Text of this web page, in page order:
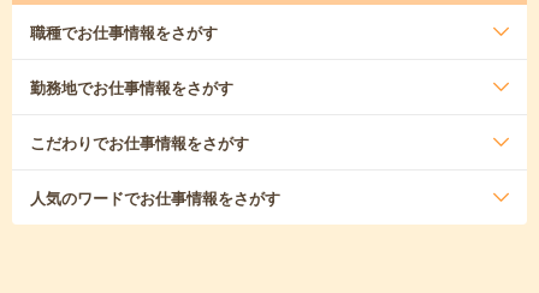
職種でお仕事情報をさがす
勤務地でお仕事情報をさがす
こだわりでお仕事情報をさがす
人気のワードでお仕事情報をさがす